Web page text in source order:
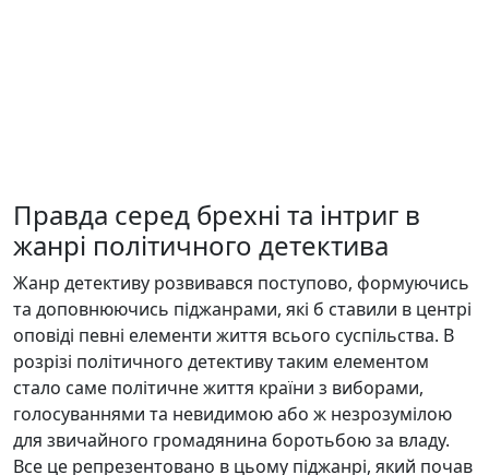
Правда серед брехні та інтриг в
жанрі політичного детектива
Жанр детективу розвивався поступово, формуючись
та доповнюючись піджанрами, які б ставили в центрі
оповіді певні елементи життя всього суспільства. В
розрізі політичного детективу таким елементом
стало саме політичне життя країни з виборами,
голосуваннями та невидимою або ж незрозумілою
для звичайного громадянина боротьбою за владу.
Все це репрезентовано в цьому піджанрі, який почав